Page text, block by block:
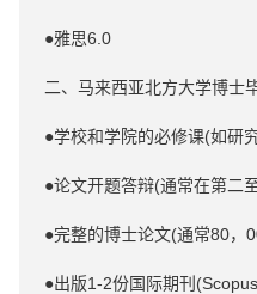
●雅思6.0
二、马来西亚北方大学博士
●学校和学院的必修课(如研
●论文开题答辩(通常在第二
●完整的博士论文(通常80，
●出版1-2份国际期刊